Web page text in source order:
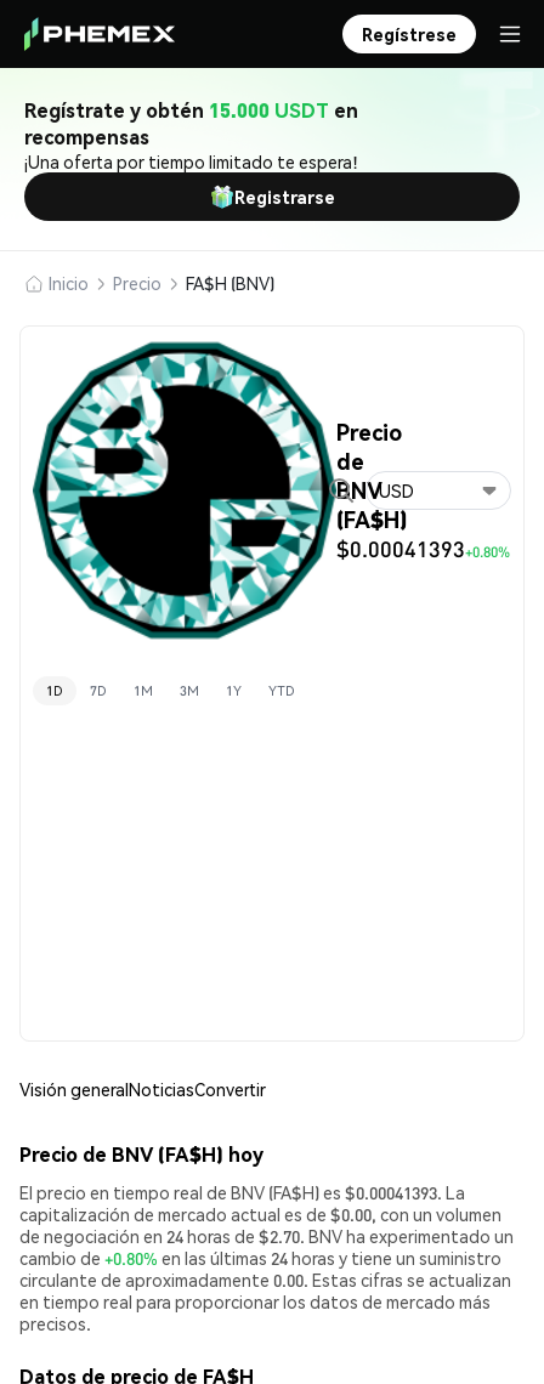
Regístrese
Regístrate y obtén 15.000 USDT en
recompensas
¡Una oferta por tiempo limitado te espera!
Registrarse
Inicio Precio FA$H (BNV)
Precio
de
BNV
(FA$H)
$0.00041393+0.80%
USD
1D 7D 1M 3M 1Y YTD
Visión generalNoticiasConvertir
Precio de BNV (FA$H) hoy
El precio en tiempo real de BNV (FA$H) es $0.00041393. La
capitalización de mercado actual es de $0.00, con un volumen
de negociación en 24 horas de $2.70. BNV ha experimentado un
cambio de +0.80% en las últimas 24 horas y tiene un suministro
circulante de aproximadamente 0.00. Estas cifras se actualizan
en tiempo real para proporcionar los datos de mercado más
precisos.
Datos de precio de FA$H